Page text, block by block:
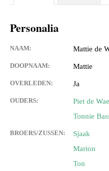
Personalia
NAAM: Mattie de
DOOPNAAM: Mattie
OVERLEDEN: Ja
OUDERS:
Piet de
Tonnie
BROERS/ZUSSEN:
Sjaak
Marion
Ton